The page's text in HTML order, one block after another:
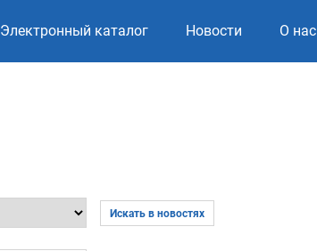
Электронный каталог Новости О нас
Искать в новостях